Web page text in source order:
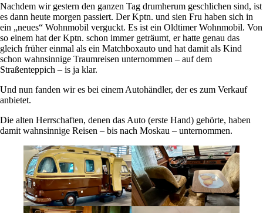
Nachdem wir gestern den ganzen Tag drumherum geschlichen sind, ist
es dann heute morgen passiert. Der Kptn. und sien Fru haben sich in
ein „neues“ Wohnmobil verguckt. Es ist ein Oldtimer Wohnmobil. Von
so einem hat der Kptn. schon immer geträumt, er hatte genau das
gleich früher einmal als ein Matchboxauto und hat damit als Kind
schon wahnsinnige Traumreisen unternommen – auf dem
Straßenteppich – is ja klar.
Und nun fanden wir es bei einem Autohändler, der es zum Verkauf
anbietet.
Die alten Herrschaften, denen das Auto (erste Hand) gehörte, haben
damit wahnsinnige Reisen – bis nach Moskau – unternommen.